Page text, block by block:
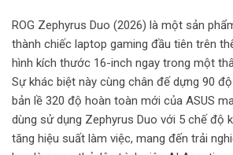
ROG Zephyrus Duo (2026) là một sản
thành chiếc laptop gaming đầu tiên trên
hình kích thước 16-inch ngay trong một
Sự khác biệt này cùng chân đế dựng 90
bản lề 320 độ hoàn toàn mới của ASUS
dùng sử dụng Zephyrus Duo với 5 chế độ
tăng hiệu suất làm việc, mang đến trải